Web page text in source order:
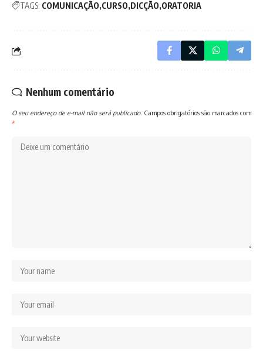
TAGS: COMUNICAÇÃO CURSO DICÇÃO ORATORIA
Nenhum comentário
O seu endereço de e-mail não será publicado. Campos obrigatórios são marcados com
*